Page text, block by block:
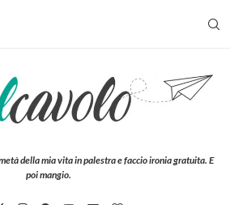
della mia vita in palestra e faccio ironia gratuita. E
poi mangio.